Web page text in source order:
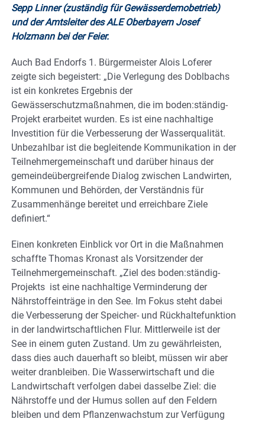
Sepp Linner (zuständig für Gewässerdemobetrieb)
und der Amtsleiter des ALE Oberbayern Josef
Holzmann bei der Feier.
Auch Bad Endorfs 1. Bürgermeister Alois Loferer
zeigte sich begeistert: „Die Verlegung des Doblbachs
ist ein konkretes Ergebnis der
Gewässerschutzmaßnahmen, die im boden:ständig-
Projekt erarbeitet wurden. Es ist eine nachhaltige
Investition für die Verbesserung der Wasserqualität.
Unbezahlbar ist die begleitende Kommunikation in der
Teilnehmergemeinschaft und darüber hinaus der
gemeindeübergreifende Dialog zwischen Landwirten,
Kommunen und Behörden, der Verständnis für
Zusammenhänge bereitet und erreichbare Ziele
definiert.“
Einen konkreten Einblick vor Ort in die Maßnahmen
schaffte Thomas Kronast als Vorsitzender der
Teilnehmergemeinschaft. „Ziel des boden:ständig-
Projekts ist eine nachhaltige Verminderung der
Nährstoffeinträge in den See. Im Fokus steht dabei
die Verbesserung der Speicher- und Rückhaltefunktion
in der landwirtschaftlichen Flur. Mittlerweile ist der
See in einem guten Zustand. Um zu gewährleisten,
dass dies auch dauerhaft so bleibt, müssen wir aber
weiter dranbleiben. Die Wasserwirtschaft und die
Landwirtschaft verfolgen dabei dasselbe Ziel: die
Nährstoffe und der Humus sollen auf den Feldern
bleiben und dem Pflanzenwachstum zur Verfügung